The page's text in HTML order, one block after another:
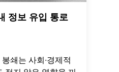
정보 유입 통로
쇄는 사회∙경제적